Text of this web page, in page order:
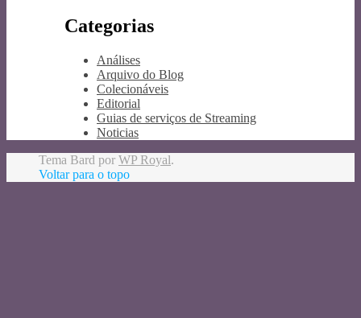
Categorias
Análises
Arquivo do Blog
Colecionáveis
Editorial
Guias de serviços de Streaming
Noticias
Tema Bard por WP Royal.
Voltar para o topo